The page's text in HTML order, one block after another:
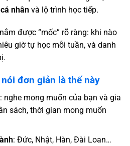
nhânvà lộ trình học tiếp.
được “mốc” rõ ràng: khi nào
giờ tự học mỗi tuần, và danh
đơn giản là thế này
nghe mong muốn của bạn và gia
sách, thời gian mong muốn
: Đức, Nhật, Hàn, Đài Loan…